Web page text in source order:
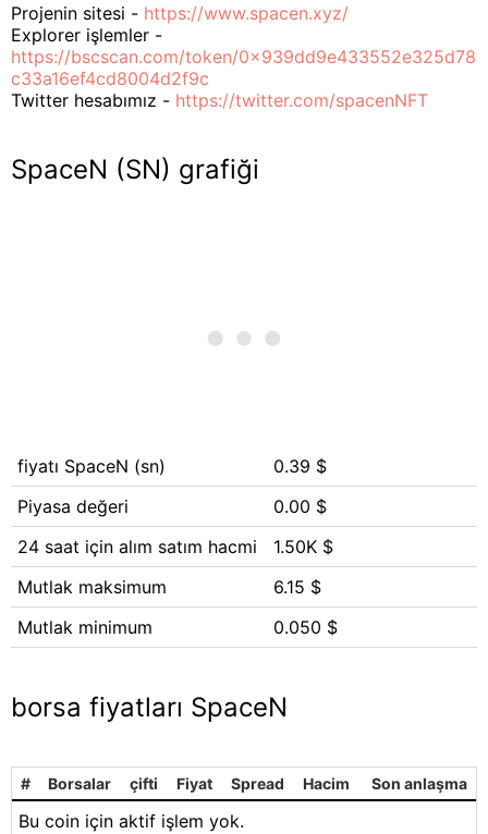
Projenin sitesi - https://www.spacen.xyz/
Explorer işlemler -
https://bscscan.com/token/0x939dd9e433552e325d78
c33a16ef4cd8004d2f9c
Twitter hesabımız - https://twitter.com/spacenNFT
SpaceN (SN) grafiği
fiyatı SpaceN (sn)
0.39 $
Piyasa değeri
0.00 $
24 saat için alım satım hacmi
1.50K $
Mutlak maksimum
6.15 $
Mutlak minimum
0.050 $
borsa fiyatları SpaceN
# Borsalar çifti Fiyat Spread Hacim Son anlaşma
Bu coin için aktif işlem yok.